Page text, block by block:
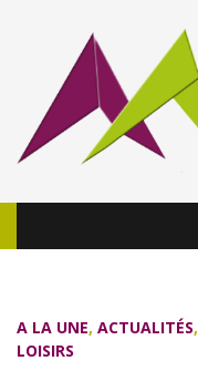
A LA UNE, ACTUALITÉS,
LOISIRS